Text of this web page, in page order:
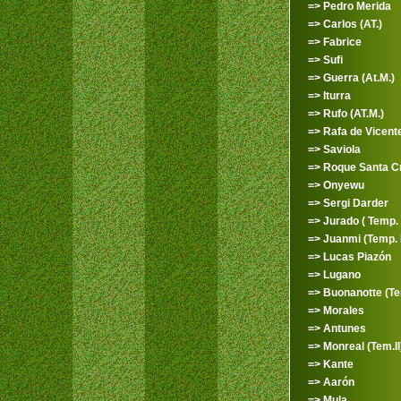
=> Pedro Merida
=> Carlos (AT.)
=> Fabrice
=> Sufi
=> Guerra (At.M.)
=> Iturra
=> Rufo (AT.M.)
=> Rafa de
=> Saviola
=> Roque Santa
=> Onyewu
=> Sergi Darder
=> Jurado ( Temp.
=> Juanmi (Temp.
=> Lucas Piazón
=> Lugano
=> Buonanotte
=> Morales
=> Antunes
=> Monreal
=> Kante
=> Aarón